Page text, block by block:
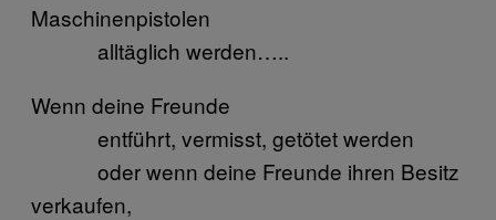
Maschinenpistolen
alltäglich werden…..
Wenn deine Freunde
entführt, vermisst, getötet werden
oder wenn deine Freunde ihren Besitz
verkaufen,